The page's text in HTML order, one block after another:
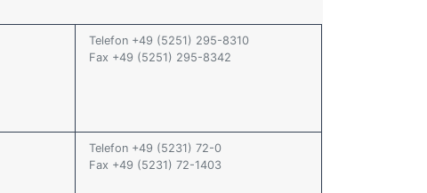
Telefon +49 (5251) 295-8310
Fax +49 (5251) 295-8342
Telefon +49 (5231) 72-0
Fax +49 (5231) 72-1403